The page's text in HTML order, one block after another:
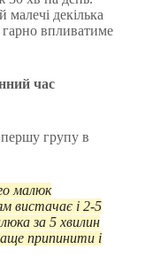
декілька
впливатиме
час
групу в
малюк
вистачає і 2-5
за 5 хвилин
припинити і